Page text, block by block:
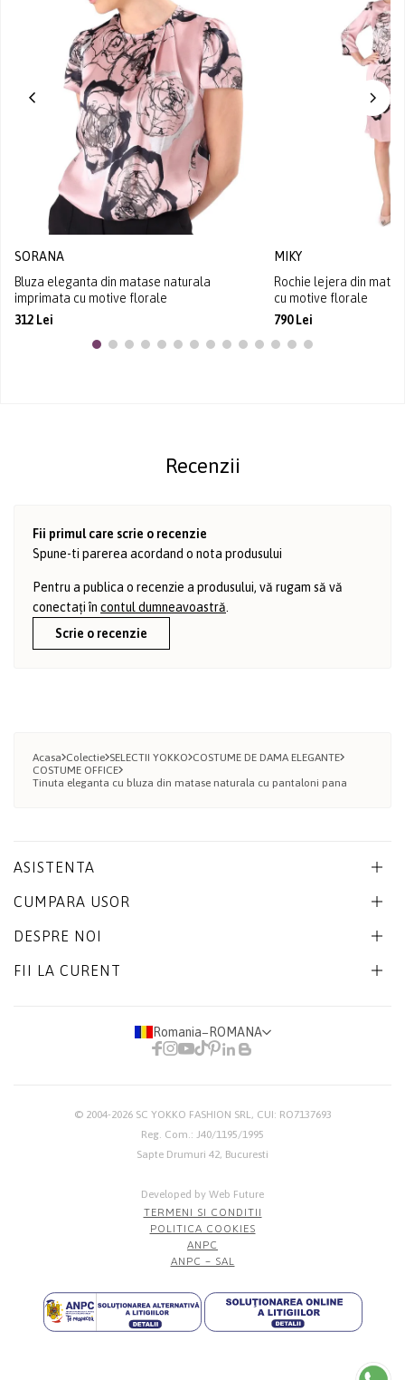
SORANA
Bluza eleganta din matase naturala
imprimata cu motive florale
312 Lei
MIKY
Rochie lejera din
cu motive florale
790 Lei
Recenzii
Fii primul care scrie o recenzie
Spune-ti parerea acordand o nota produsului
Pentru a publica o recenzie a produsului, vă rugam să vă
conectați în contul dumneavoastră.
Scrie o recenzie
Acasa Colectie SELECTII YOKKO COSTUME DE DAMA ELEGANTE
COSTUME OFFICE
Tinuta eleganta cu bluza din matase naturala cu pantaloni pana
ASISTENTA
CUMPARA USOR
DESPRE NOI
FII LA CURENT
Romania− ROMANA
© 2004-2026 SC YOKKO FASHION SRL, CUI: RO7137693
Reg. Com.: J40/1195/1995
Sapte Drumuri 42, Bucuresti
Developed by Web Future
TERMENI SI CONDITII
POLITICA COOKIES
ANPC
ANPC – SAL